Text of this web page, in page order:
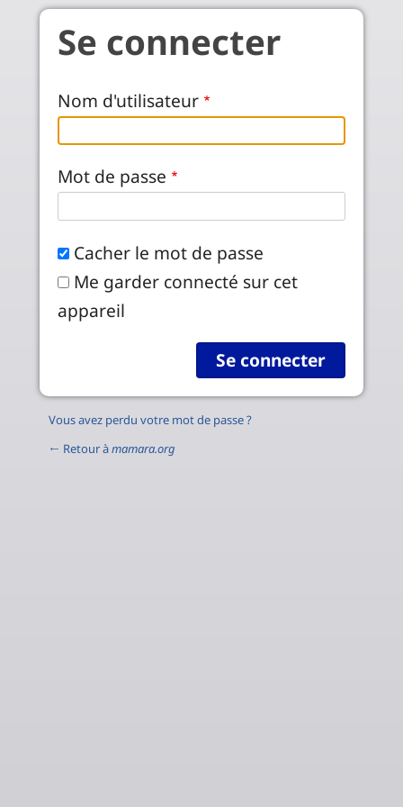
Aller au contenu principal
Se connecter
Nom d'utilisateur
Mot de passe
Cacher le mot de passe
Me garder connecté sur cet
appareil
Vous avez perdu votre mot de passe ?
← Retour àmamara.org